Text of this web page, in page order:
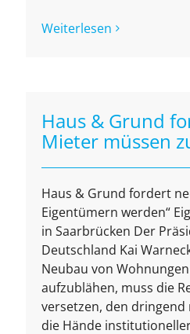
Weiterlesen
Haus & Grund
Mieter müssen
Haus & Grund fordert
Eigentümern werden“
in Saarbrücken Der
Deutschland Kai
Neubau von
aufzublähen, muss die
versetzen, den
die Hände